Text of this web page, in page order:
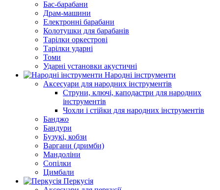
Бас-барабани
Драм-машини
Електронні барабани
Колотушки для барабанів
Тарілки оркестрові
Тарілки ударні
Томи
Ударні установки акустичні
Народні інструменти
Аксесуари для народних інструментів
Струни, ключі, каподастри для народних
інструментів
Чохли і стійки для народних інструментів
Банджо
Бандури
Бузукі, кобзи
Варгани (дримби)
Мандоліни
Сопілки
Цимбали
Перкусія